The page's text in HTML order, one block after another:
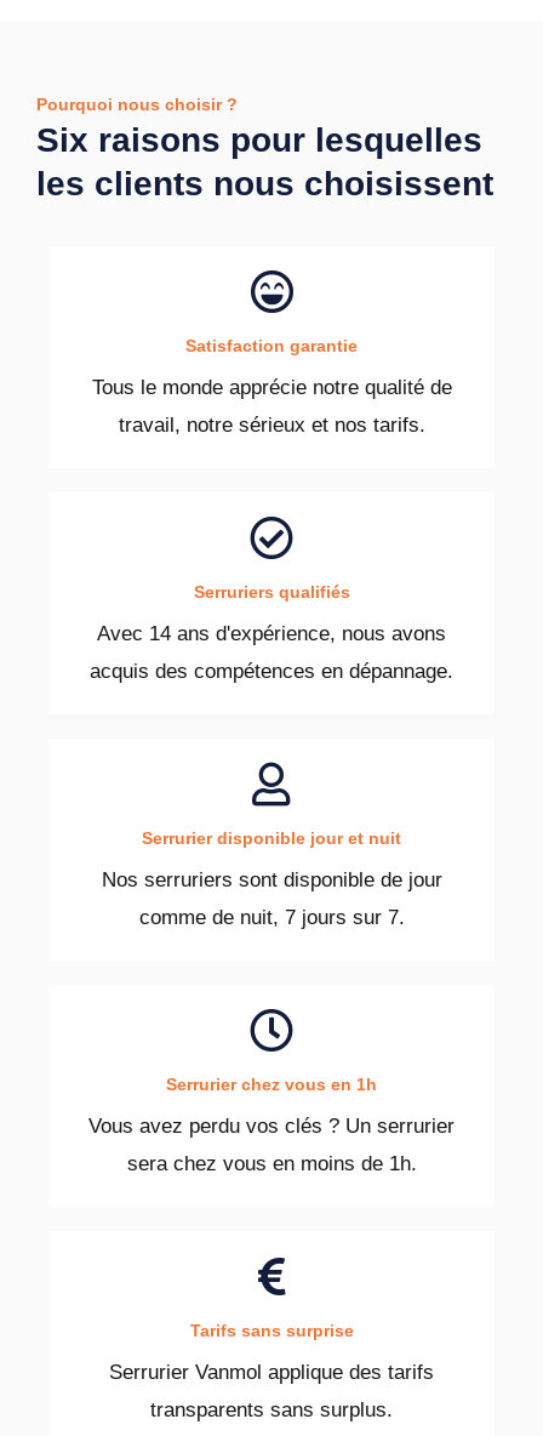
Pourquoi nous choisir ?
Six raisons pour lesquelles
les clients nous choisissent
Satisfaction garantie
Tous le monde apprécie notre qualité de
travail, notre sérieux et nos tarifs.
Serruriers qualifiés
Avec 14 ans d'expérience, nous avons
acquis des compétences en dépannage.
Serrurier disponible jour et nuit
Nos serruriers sont disponible de jour
comme de nuit, 7 jours sur 7.
Serrurier chez vous en 1h
Vous avez perdu vos clés ? Un serrurier
sera chez vous en moins de 1h.
Tarifs sans surprise
Serrurier Vanmol applique des tarifs
transparents sans surplus.